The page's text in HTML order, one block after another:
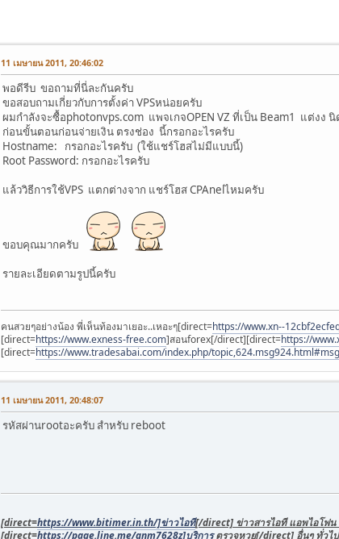
11 เมษายน 2011, 20:46:02
พอดีรีบ ขอถามที่นี่ละกันครับ
ขอสอบถามเกี่ยวกับการตั้งค่า VPSหน่อยครับ
ผมกำลังจะซื้อphotonvps.com แพจเกจOPEN VZ ที่เป็น Beam1 แต่งง
ก่อนขั้นตอนก่อนจ่ายเงิน ตรงช่อง นี้กรอกอะไรครับ
Hostname: กรอกอะไรครับ (ใช้แชร์โฮสไม่มีแบบนี้)
Root Password: กรอกอะไรครับ
แล้ววิธีการใช้VPS แตกต่างจาก แชร์โฮส CPAnelไหมครับ
ขอบคุณมากครับ
รายละเอียดตามรูปนี้ครับ
คนสวยๆอย่างน้อง พี่เห็นท้องมาเยอะ..เหอะๆ[direct=https://www.xn--
[direct=https://www.exness-free.com]สอนforex[/direct][direct=https://
[direct=https://www.tradesabai.com/index.php/
11 เมษายน 2011, 20:48:07
รหัสผ่านrootอะครับ สำหรับ reboot
[direct=https://www.bitimer.in.th/]ข่าวไอที[/direct] ข่าวสารไอที แอพไอโฟน
[direct=https://page.line.me/gnm7628z]บริการตรวจหวย[/direct] อื่นๆ ทั่วไป